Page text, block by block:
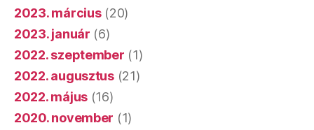
2023. március(20)
2023. január (6)
2022. szeptember (1)
2022. augusztus(21)
2022. május (16)
2020. november (1)